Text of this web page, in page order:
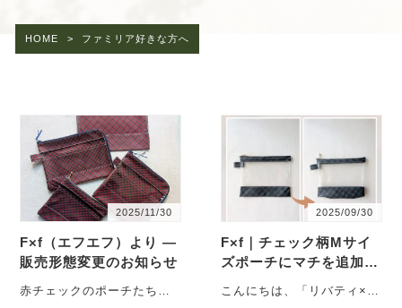
HOME > ファミリア好きな方へ
2025/11/30
F×f（エフエフ）より ―
販売形態変更のお知らせ
赤チェックのポーチたち。
2025/09/30
F×f｜チェック柄Mサイ
ズポーチにマチを追加し
たオーダー例
こんにちは、「リバティ×リ